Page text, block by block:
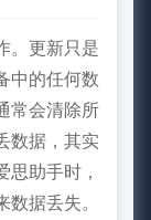
。更新只是
中的任何数
常会清除所
数据，其实
助手时，
据丢失。